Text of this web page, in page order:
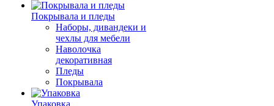
Покрывала и пледы
Наборы, дивандеки и
чехлы для мебели
Наволочка
декоративная
Пледы
Покрывала
Упаковка